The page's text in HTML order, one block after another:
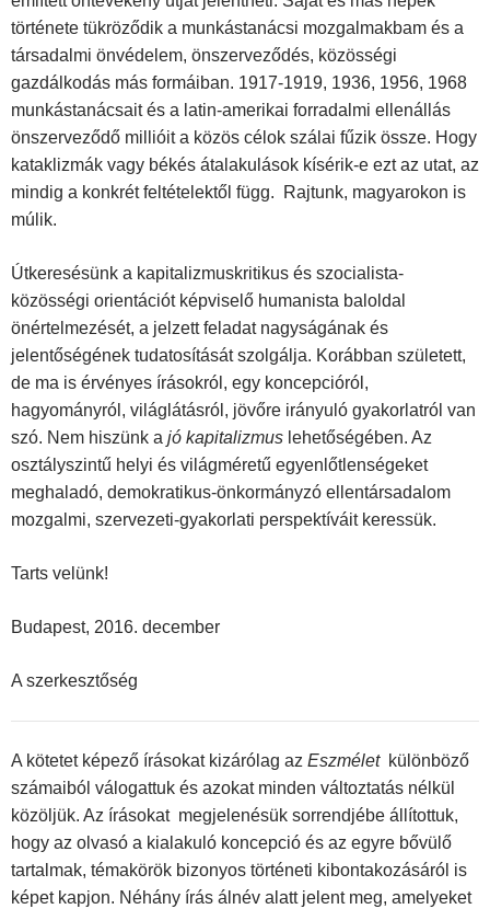
története tükröződik a munkástanácsi mozgalmakbam és a
társadalmi önvédelem, önszerveződés, közösségi
gazdálkodás más formáiban. 1917-1919, 1936, 1956, 1968
munkástanácsait és a latin-amerikai forradalmi ellenállás
önszerveződő millióit a közös célok szálai fűzik össze. Hogy
kataklizmák vagy békés átalakulások kísérik-e ezt az utat, az
mindig a konkrét feltételektől függ. Rajtunk, magyarokon is
múlik.
Útkeresésünk a kapitalizmuskritikus és szocialista-
közösségi orientációt képviselő humanista baloldal
önértelmezését, a jelzett feladat nagyságának és
jelentőségének tudatosítását szolgálja. Korábban született,
de ma is érvényes írásokról, egy koncepcióról,
hagyományról, világlátásról, jövőre irányuló gyakorlatról van
szó. Nem hiszünk a jó kapitalizmus lehetőségében. Az
osztályszintű helyi és világméretű egyenlőtlenségeket
meghaladó, demokratikus-önkormányzó ellentársadalom
mozgalmi, szervezeti-gyakorlati perspektíváit keressük.
Tarts velünk!
Budapest, 2016. december
A szerkesztőség
A kötetet képező írásokat kizárólag az Eszmélet különböző
számaiból válogattuk és azokat minden változtatás nélkül
közöljük. Az írásokat megjelenésük sorrendjébe állítottuk,
hogy az olvasó a kialakuló koncepció és az egyre bővülő
tartalmak, témakörök bizonyos történeti kibontakozásáról is
képet kapjon. Néhány írás álnév alatt jelent meg, amelyeket